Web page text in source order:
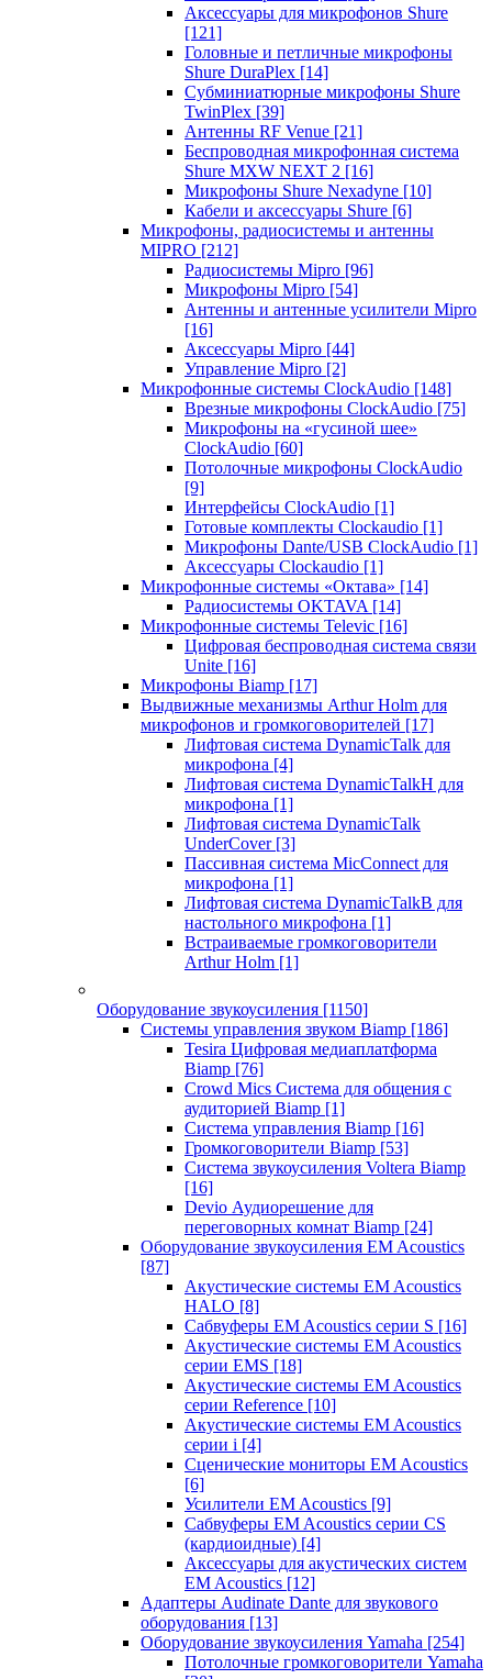
Аксессуары для микрофонов Shure
[121]
Головные и петличные микрофоны
Shure DuraPlex [14]
Субминиатюрные микрофоны Shure
TwinPlex [39]
Антенны RF Venue [21]
Беспроводная микрофонная система
Shure MXW NEXT 2 [16]
Микрофоны Shure Nexadyne [10]
Кабели и аксессуары Shure [6]
Микрофоны, радиосистемы и антенны
MIPRO [212]
Радиосистемы Mipro [96]
Микрофоны Mipro [54]
Антенны и антенные усилители Mipro
[16]
Аксессуары Mipro [44]
Управление Mipro [2]
Микрофонные системы ClockAudio [148]
Врезные микрофоны ClockAudio [75]
Микрофоны на «гусиной шее»
ClockAudio [60]
Потолочные микрофоны ClockAudio
[9]
Интерфейсы ClockAudio [1]
Готовые комплекты Clockaudio [1]
Микрофоны Dante/USB ClockAudio [1]
Аксессуары Clockaudio [1]
Микрофонные системы «Октава» [14]
Радиосистемы OKTAVA [14]
Микрофонные системы Televic [16]
Цифровая беспроводная система связи
Unite [16]
Микрофоны Biamp [17]
Выдвижные механизмы Arthur Holm для
микрофонов и громкоговорителей [17]
Лифтовая система DynamicTalk для
микрофона [4]
Лифтовая система DynamicTalkH для
микрофона [1]
Лифтовая система DynamicTalk
UnderCover [3]
Пассивная система MicConnect для
микрофона [1]
Лифтовая система DynamicTalkB для
настольного микрофона [1]
Встраиваемые громкоговорители
Arthur Holm [1]
Оборудование звукоусиления [1150]
Системы управления звуком Biamp [186]
Tesira Цифровая медиаплатформа
Biamp [76]
Crowd Mics Система для общения с
аудиторией Biamp [1]
Система управления Biamp [16]
Громкоговорители Biamp [53]
Система звукоусиления Voltera Biamp
[16]
Devio Аудиорешение для
переговорных комнат Biamp [24]
Оборудование звукоусиления EM Acoustics
[87]
Акустические системы EM Acoustics
HALO [8]
Сабвуферы EM Acoustics серии S [16]
Акустические системы EM Acoustics
серии EMS [18]
Акустические системы EM Acoustics
серии Reference [10]
Акустические системы EM Acoustics
серии i [4]
Сценические мониторы EM Acoustics
[6]
Усилители EM Acoustics [9]
Сабвуферы EM Acoustics серии CS
(кардиоидные) [4]
Аксессуары для акустических систем
EM Acoustics [12]
Адаптеры Audinate Dante для звукового
оборудования [13]
Оборудование звукоусиления Yamaha [254]
Потолочные громкоговорители Yamaha